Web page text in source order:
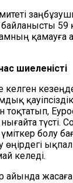
қамауға
шиеленісті
келген
түсті.
болу
келеді.
айында